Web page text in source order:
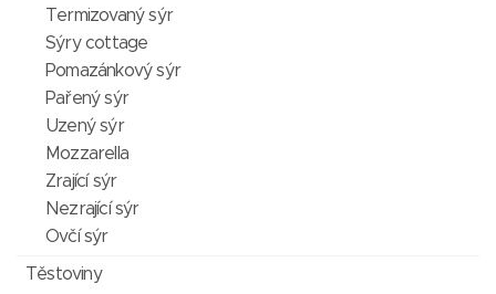
Termizovaný sýr
Sýry cottage
Pomazánkový sýr
Pařený sýr
Uzený sýr
Mozzarella
Zrající sýr
Nezrající sýr
Ovčí sýr
Těstoviny